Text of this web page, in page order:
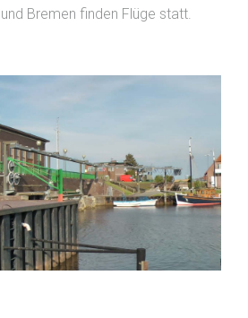
Bremen finden Flüge statt.